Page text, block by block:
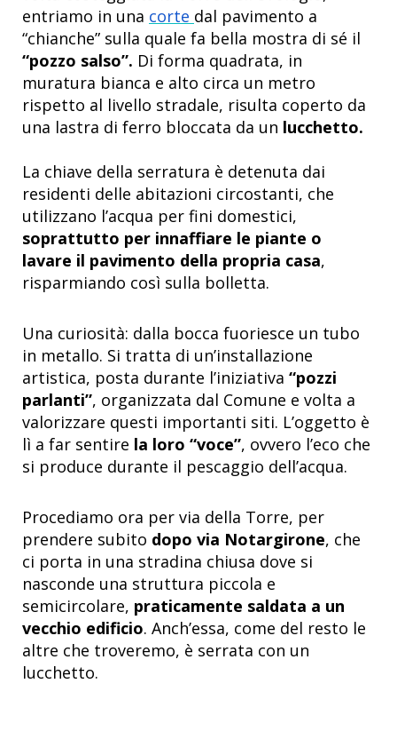
entriamo in una corte dal pavimento a
“chianche” sulla quale fa bella mostra di sé il
“pozzo salso”. Di forma quadrata, in
muratura bianca e alto circa un metro
rispetto al livello stradale, risulta coperto da
una lastra di ferro bloccata da un lucchetto.
La chiave della serratura è detenuta dai
residenti delle abitazioni circostanti, che
utilizzano l’acqua per fini domestici,
soprattutto per innaffiare le piante o
lavare il pavimento della propria casa,
risparmiando così sulla bolletta.
Una curiosità: dalla bocca fuoriesce un tubo
in metallo. Si tratta di un’installazione
artistica, posta durante l’iniziativa “pozzi
parlanti”, organizzata dal Comune e volta a
valorizzare questi importanti siti. L’oggetto è
lì a far sentire la loro “voce”, ovvero l’eco che
si produce durante il pescaggio dell’acqua.
Procediamo ora per via della Torre, per
prendere subito dopo via Notargirone, che
ci porta in una stradina chiusa dove si
nasconde una struttura piccola e
semicircolare, praticamente saldata a un
vecchio edificio. Anch’essa, come del resto le
altre che troveremo, è serrata con un
lucchetto.